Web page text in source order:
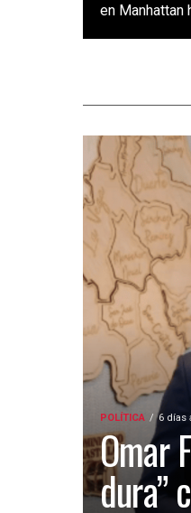
en Manhattan
POLÍTICA 6 días
Omar
dura”